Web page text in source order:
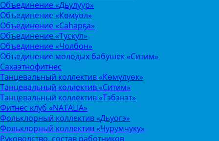
Объединение «Дьулуур»
Объединение «Көмүөл»
Объединение «Саhарҕа»
Объединение «Тускул»
Объединение «Чолбон»
Объединение молодых бабушек «Ситим»
Сахаэтнофитнес
Танцевальный коллектив «Көмүлүөк»
Танцевальный коллектив «Ситим»
Танцевальный коллектив «Тэбэнэт»
Фитнес клуб «NATALIA»
Фольклорный коллектив «Дьуогэ»
Фольклорный коллектив «Чурумчуку»
Руководство, состав работников